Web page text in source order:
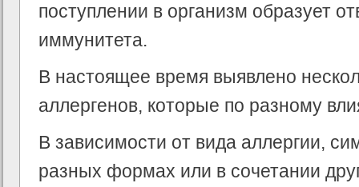
поступлении в организм образует
иммунитета.
В настоящее время выявлено
аллергенов, которые по разному
В зависимости от вида аллергии,
разных формах или в сочетании